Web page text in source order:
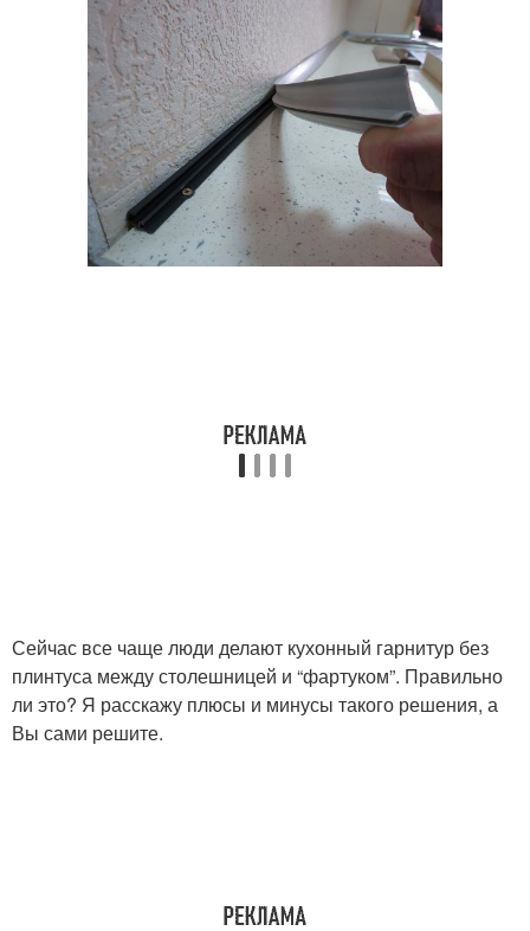
Сейчас все чаще люди делают кухонный гарнитур без
плинтуса между столешницей и “фартуком”. Правильно
ли это? Я расскажу плюсы и минусы такого решения, а
Вы сами решите.